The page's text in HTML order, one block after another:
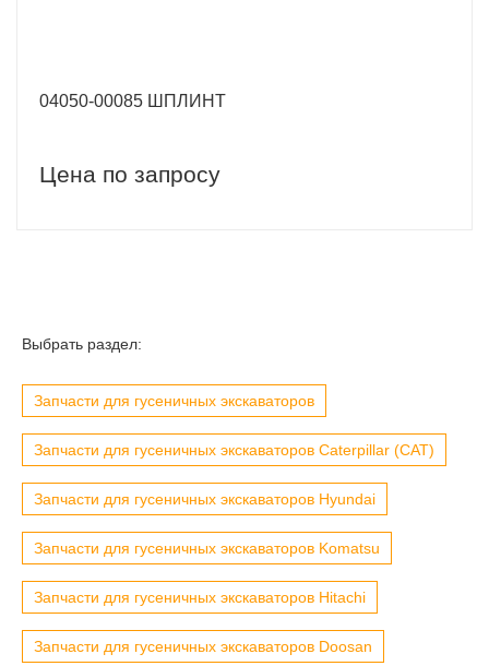
04050-00085 ШПЛИНТ
Цена по запросу
Выбрать раздел:
Запчасти для гусеничных экскаваторов
Запчасти для гусеничных экскаваторов Caterpillar (CAT)
Запчасти для гусеничных экскаваторов Hyundai
Запчасти для гусеничных экскаваторов Komatsu
Запчасти для гусеничных экскаваторов Hitachi
Запчасти для гусеничных экскаваторов Doosan